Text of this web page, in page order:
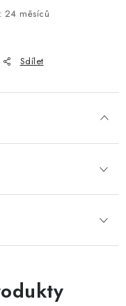
: 24 měsíců
Sdílet